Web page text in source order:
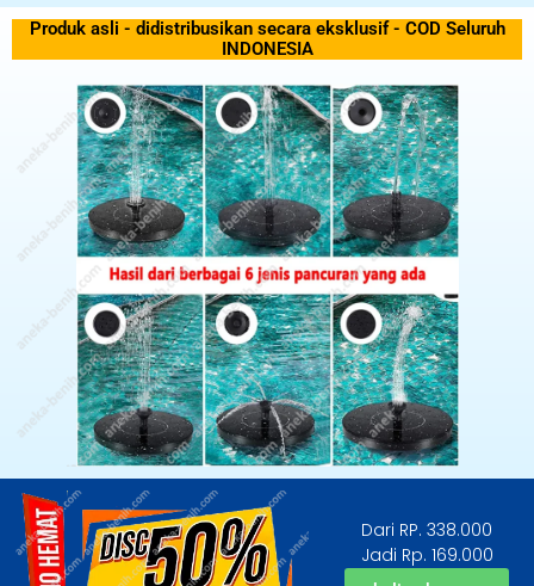
Produk asli - didistribusikan secara eksklusif - COD Seluruh
INDONESIA
Dari RP. 338.000
Jadi Rp. 169.000